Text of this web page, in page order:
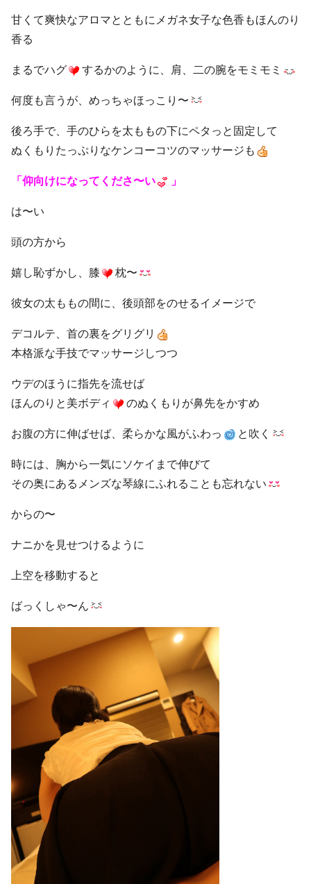
甘くて爽快なアロマとともにメガネ女子な色香もほんのり
香る
まるでハグ するかのように、肩、二の腕をモミモミ
何度も言うが、めっちゃほっこり〜
後ろ手で、手のひらを太ももの下にペタっと固定して
ぬくもりたっぷりなケンコーコツのマッサージも
「仰向けになってくださ〜い 」
は〜い
頭の方から
嬉し恥ずかし、膝 枕〜
彼女の太ももの間に、後頭部をのせるイメージで
デコルテ、首の裏をグリグリ
本格派な手技でマッサージしつつ
ウデのほうに指先を流せば
ほんのりと美ボディ
のぬくもりが鼻先をかすめ
お腹の方に伸ばせば、柔らかな風がふわっ と吹く
時には、胸から一気にソケイまで伸びて
その奥にあるメンズな琴線にふれることも忘れない
からの〜
ナニかを見せつけるように
上空を移動すると
ばっくしゃ〜ん